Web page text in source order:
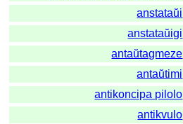
anstataŭi
anstataŭigi
antaŭtagmeze
antaŭtimi
antikoncipa pilolo
antikvulo